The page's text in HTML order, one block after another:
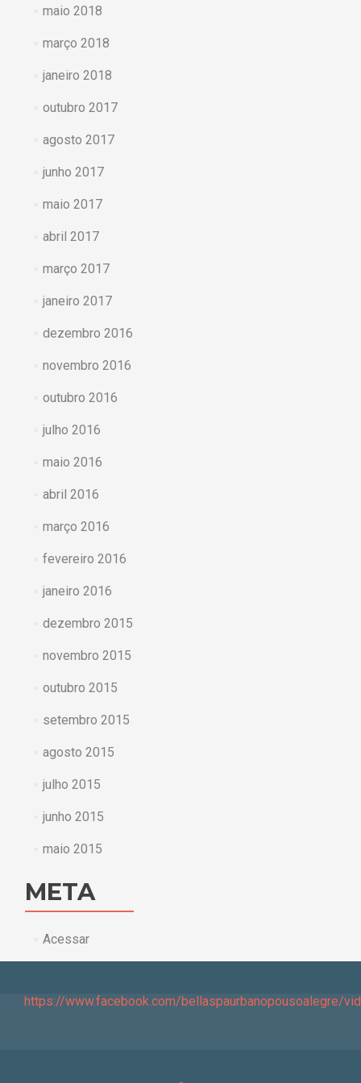
maio 2018
março 2018
janeiro 2018
outubro 2017
agosto 2017
junho 2017
maio 2017
abril 2017
março 2017
janeiro 2017
dezembro 2016
novembro 2016
outubro 2016
julho 2016
maio 2016
abril 2016
março 2016
fevereiro 2016
janeiro 2016
dezembro 2015
novembro 2015
outubro 2015
setembro 2015
agosto 2015
julho 2015
junho 2015
maio 2015
META
Acessar
https://www.facebook.com/bellaspaurbanopousoalegre/